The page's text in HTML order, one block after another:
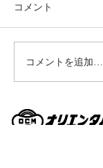
コメント
コメントを追加…